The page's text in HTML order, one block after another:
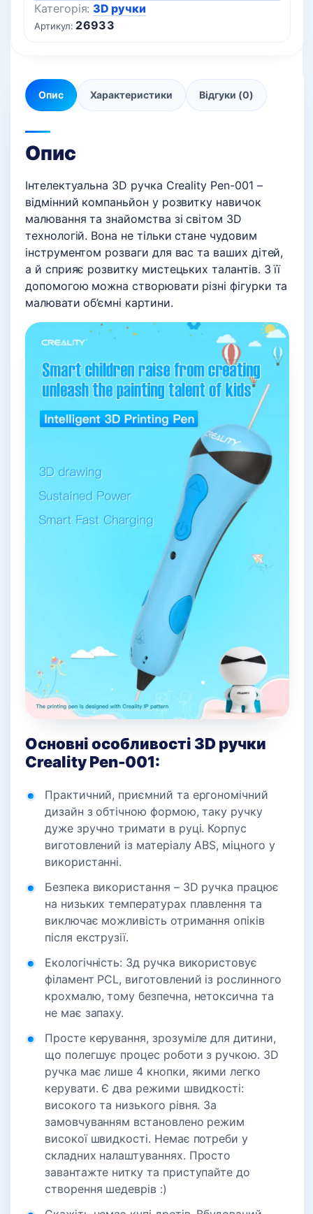
Артикул: 26933
Категорія: 3D ручки
Опис Характеристики Відгуки (0)
Опис
Інтелектуальна 3D ручка Creality Pen-001 –
відмінний компаньйон у розвитку навичок
малювання та знайомства зі світом 3D
технологій. Вона не тільки стане чудовим
інструментом розваги для вас та ваших дітей,
а й сприяє розвитку мистецьких талантів. З її
допомогою можна створювати різні фігурки та
малювати об’ємні картини.
Основні особливості 3D ручки
Creality Pen-001:
Практичний, приємний та ергономічний
дизайн з обтічною формою, таку ручку
дуже зручно тримати в руці. Корпус
виготовлений із матеріалу ABS, міцного у
використанні.
Безпека використання – 3D ручка працює
на низьких температурах плавлення та
виключає можливість отримання опіків
після екструзії.
Екологічність: 3д ручка використовує
філамент PCL, виготовлений із рослинного
крохмалю, тому безпечна, нетоксична та
не має запаху.
Просте керування, зрозуміле для дитини,
що полегшує процес роботи з ручкою. 3D
ручка має лише 4 кнопки, якими легко
керувати. Є два режими швидкості:
високого та низького рівня. За
замовчуванням встановлено режим
високої швидкості. Немає потреби у
складних налаштуваннях. Просто
завантажте нитку та приступайте до
створення шедеврів :)